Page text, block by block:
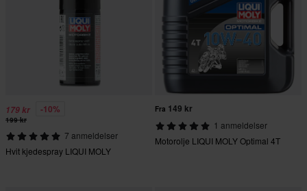
179 kr -10%
199 kr
7 anmeldelser
Hvit kjedespray LIQUI MOLY
Fra 149 kr
1 anmeldelser
Motorolje LIQUI MOLY Optimal 4T